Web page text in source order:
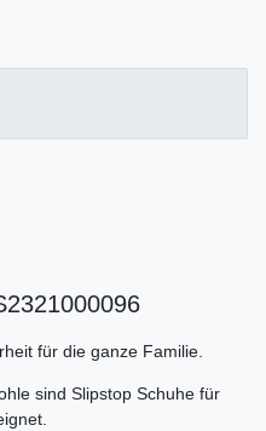
für die ganze Familie.
sind Slipstop Schuhe für